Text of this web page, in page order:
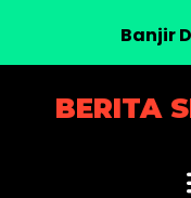
BERITA
Banjir